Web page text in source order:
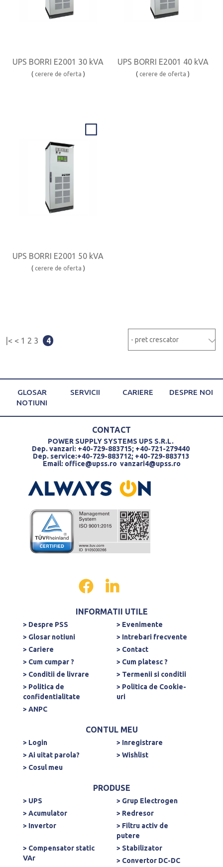
UPS BORRI E2001 30 kVA
( cerere de oferta )
UPS BORRI E2001 40 kVA
( cerere de oferta )
UPS BORRI E2001 50 kVA
( cerere de oferta )
|< < 1 2 3 4
GLOSAR
NOTIUNI
SERVICII CARIERE DESPRE NOI
CONTACT
POWER SUPPLY SYSTEMS UPS S.R.L.
Dep. vanzari: +40-729-883715; +40-721-279440
Dep. service:+40-729-883712; +40-729-883713
Email: office@upss.ro vanzari4@upss.ro
INFORMATII UTILE
> Despre PSS
> Evenimente
> Glosar notiuni
> Intrebari frecvente
> Cariere
> Contact
> Cum cumpar ?
> Cum platesc ?
> Conditii de livrare
> Termenii si conditii
> Politica de
confidentialitate
> Politica de Cookie-
uri
> ANPC
CONTUL MEU
> Login
> Inregistrare
> Ai uitat parola?
> Wishlist
> Cosul meu
PRODUSE
> UPS
> Grup Electrogen
> Acumulator
> Redresor
> Invertor
> Filtru activ de
putere
> Compensator static
VAr
> Stabilizator
> Convertor DC-DC